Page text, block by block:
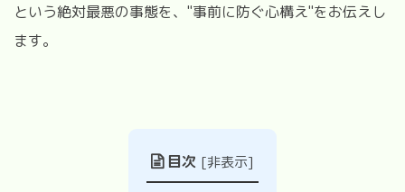
という絶対最悪の事態を、"事前に防ぐ心構え"をお伝えし
ます。
目次 [非表示]